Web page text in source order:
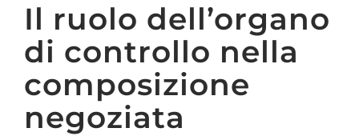
Il ruolo dell’organo
di controllo nella
composizione
negoziata